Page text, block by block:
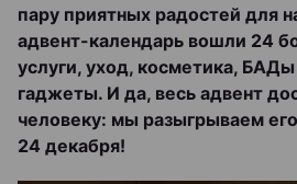
пару приятных радостей для
адвент-календарь вошли 24
услуги, уход, косметика,
гаджеты. И да, весь адвент
человеку: мы разыгрываем
24 декабря!